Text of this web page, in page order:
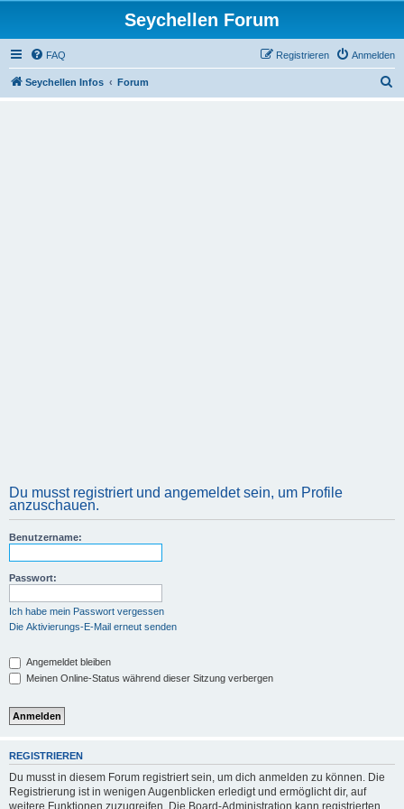
Seychellen Forum
FAQ Anmelden
Registrieren
Seychellen Infos Forum
Du musst registriert und angemeldet sein, um Profile
anzuschauen.
Benutzername:
Passwort:
Ich habe mein Passwort vergessen
Die Aktivierungs-E-Mail erneut senden
Angemeldet bleiben
Meinen Online-Status während dieser Sitzung verbergen
REGISTRIEREN
Du musst in diesem Forum registriert sein, um dich anmelden zu können. Die
Registrierung ist in wenigen Augenblicken erledigt und ermöglicht dir, auf
weitere Funktionen zuzugreifen. Die Board-Administration kann registrierten